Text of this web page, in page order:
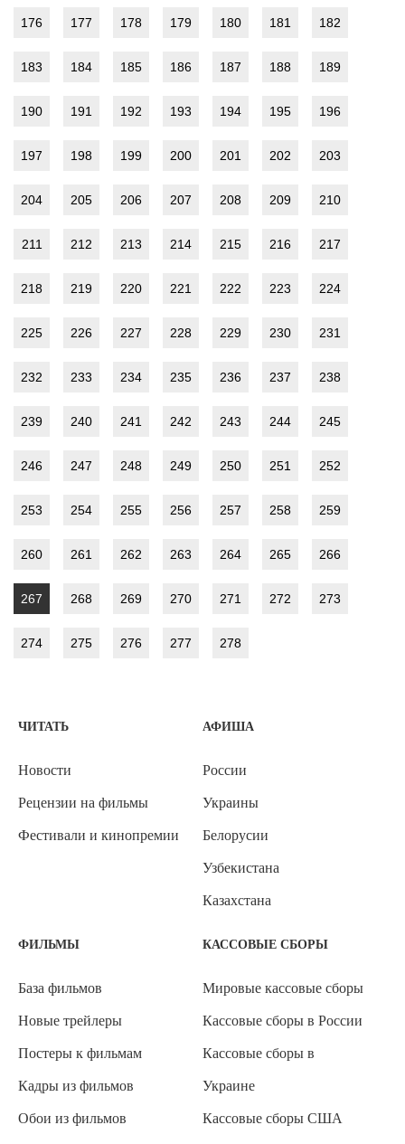
176 177 178 179 180 181 182
183 184 185 186 187 188 189
190 191 192 193 194 195 196
197 198 199 200 201 202 203
204 205 206 207 208 209 210
211 212 213 214 215 216 217
218 219 220 221 222 223 224
225 226 227 228 229 230 231
232 233 234 235 236 237 238
239 240 241 242 243 244 245
246 247 248 249 250 251 252
253 254 255 256 257 258 259
260 261 262 263 264 265 266
267 268 269 270 271 272 273
274 275 276 277 278
ЧИТАТЬ
Новости
Рецензии на фильмы
Фестивали и кинопремии
АФИША
России
Украины
Белорусии
Узбекистана
Казахстана
ФИЛЬМЫ
База фильмов
Новые трейлеры
Постеры к фильмам
Кадры из фильмов
Обои из фильмов
КАССОВЫЕ СБОРЫ
Мировые кассовые сборы
Кассовые сборы в России
Кассовые сборы в
Украине
Кассовые сборы США